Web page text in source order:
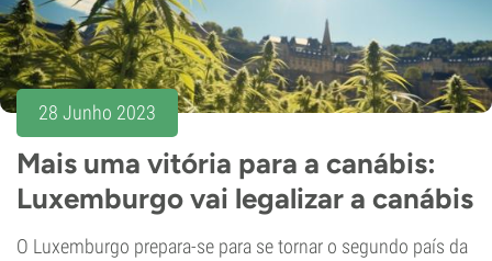
28 Junho 2023
Mais uma vitória para a canábis:
Luxemburgo vai legalizar a canábis
O Luxemburgo prepara-se para se tornar o segundo país da